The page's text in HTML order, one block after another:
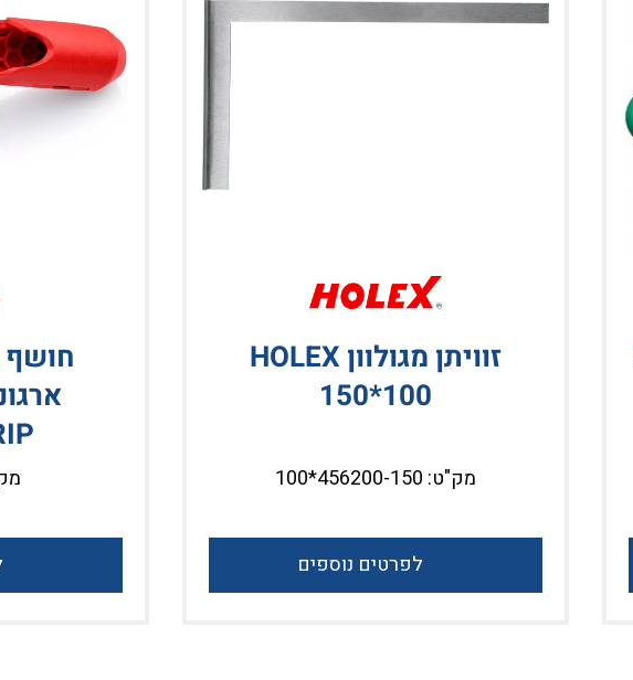
זוויתן מגולוון HOLEX
150*100
מק"ט: 456200-150*100
לפרטים נוספים
חושף